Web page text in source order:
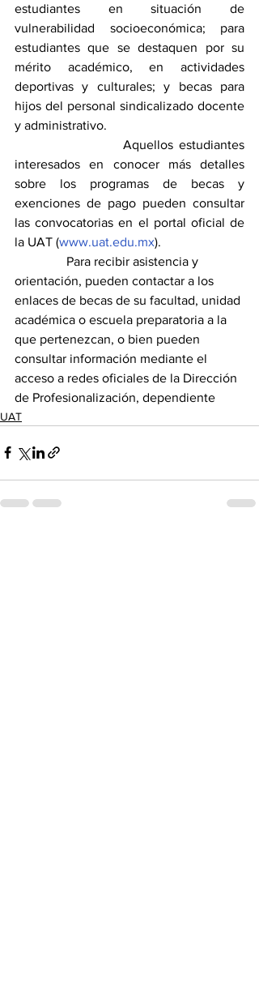
estudiantes en situación de
vulnerabilidad socioeconómica; para
estudiantes que se destaquen por su
mérito académico, en actividades
deportivas y culturales; y becas para
hijos del personal sindicalizado docente
y administrativo.
Aquellos estudiantes
interesados en conocer más detalles
sobre los programas de becas y
exenciones de pago pueden consultar
las convocatorias en el portal oficial de
la UAT (www.uat.edu.mx).
Para recibir asistencia y
orientación, pueden contactar a los
enlaces de becas de su facultad, unidad
académica o escuela preparatoria a la
que pertenezcan, o bien pueden
consultar información mediante el
acceso a redes oficiales de la Dirección
de Profesionalización, dependiente
UAT